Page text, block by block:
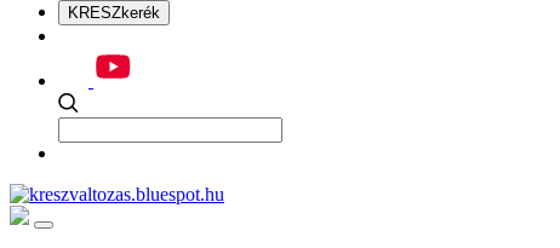
KRESZkerék